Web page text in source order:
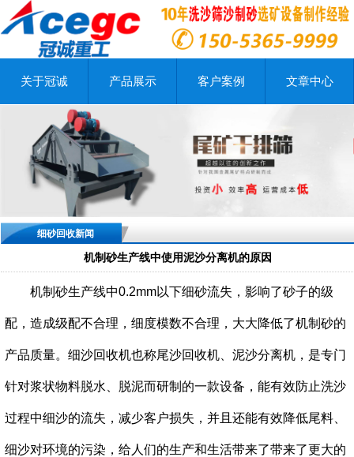
关于冠诚 产品展示 客户案例 文章中心
细砂回收新闻
机制砂生产线中使用泥沙分离机的原因
机制砂生产线中0.2mm以下细砂流失，影响了砂子的级
配，造成级配不合理，细度模数不合理，大大降低了机制砂的
产品质量。细沙回收机也称尾沙回收机、泥沙分离机，是专门
针对浆状物料脱水、脱泥而研制的一款设备，能有效防止洗沙
过程中细沙的流失，减少客户损失，并且还能有效降低尾料、
细沙对环境的污染，给人们的生产和生活带来了带来了更大的